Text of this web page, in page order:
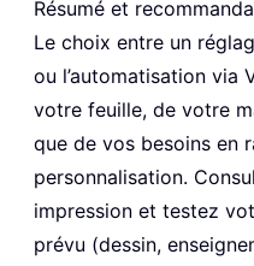
Résumé et
Le choix entre un
ou l’automatisation via
votre feuille, de votre
que de vos besoins en
personnalisation.
impression et testez
prévu (dessin,